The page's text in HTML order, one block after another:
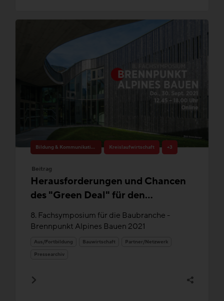
Bildung & Kommunikation Kreislaufwirtschaft +3
Beitrag
Herausforderungen und Chancen
des "Green Deal" für den
Gebäudesektor
8. Fachsymposium für die Baubranche -
Brennpunkt Alpines Bauen 2021
Aus/Fortbildung Bauwirtschaft
Partner/Netzwerk
Pressearchiv